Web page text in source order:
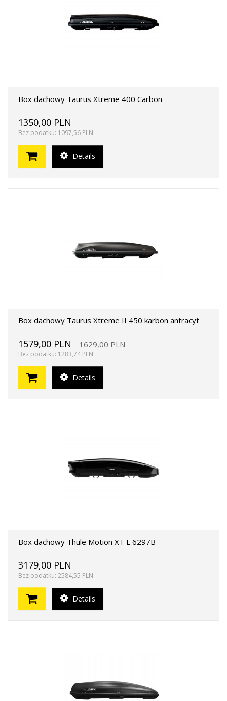
Box dachowy Taurus Xtreme 400 Carbon
1350,00 PLN
Bez podatku: 1097,56 PLN
Details
Box dachowy Taurus Xtreme II 450 karbon antracyt
1579,00 PLN 1629,00 PLN
Bez podatku: 1283,74 PLN
Details
Box dachowy Thule Motion XT L 6297B
3179,00 PLN
Bez podatku: 2584,55 PLN
Details